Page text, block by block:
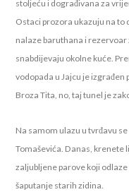
stoljeću i dograđivana za
Ostaci prozora ukazuju na to
nalaze baruthana i rezervoar
snabdijevaju okolne kuće.
vodopada u Jajcu je
Broza Tita, no, taj tunel je
Na samom ulazu u tvrđavu
Tomaševića. Danas, krenete
zaljubljene parove koji
šaputanje starih zidina.